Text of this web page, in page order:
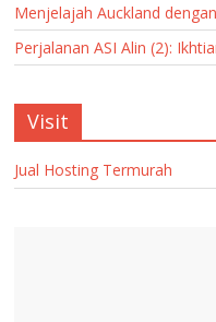
Menjelajah Auckland
Perjalanan ASI Alin (2):
Visit
Jual Hosting Termurah